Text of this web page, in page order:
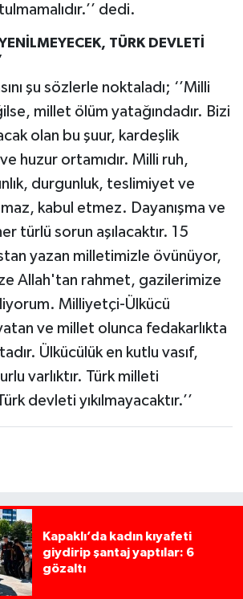
dedi.
TÜRK DEVLETİ
şu sözlerle noktaladı; ‘’Milli
millet ölüm yatağındadır. Bizi
olan bu şuur, kardeşlik
huzur ortamıdır. Milli ruh,
durgunluk, teslimiyet ve
kabul etmez. Dayanışma ve
türlü sorun aşılacaktır. 15
yazan milletimizle övünüyor,
Allah'tan rahmet, gazilerimize
Milliyetçi-Ülkücü
ve millet olunca fedakarlıkta
Ülkücülük en kutlu vasıf,
varlıktır. Türk milleti
devleti yıkılmayacaktır.’’
Kapaklı’da kadın kıyafeti
giydirip şantaj yaptılar: 6
gözaltı